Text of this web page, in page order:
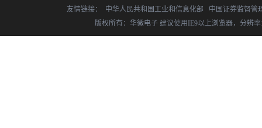
友情链接： 中华人民共和国工业和信息化部
中国证券监督管
版权所有：华微电子 建议使用IE9以上浏览器，分辨